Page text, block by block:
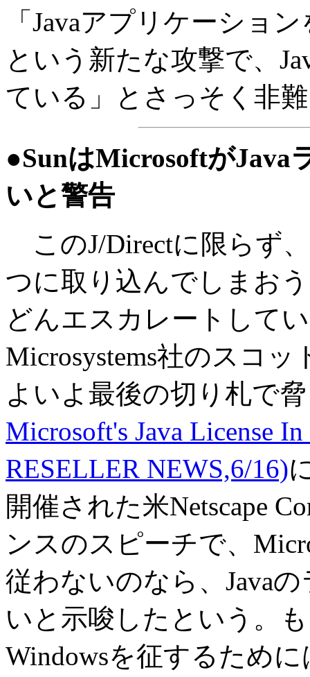
「Javaアプリケーショ
という新たな攻撃で、
ている」とさっそく非
●SunはMicrosoftがJava
いと警告
このJ/Directに限らず
つに取り込んでしまお
どんエスカレートして
Microsystems社のスコ
よいよ最後の切り札で
Microsoft's Java License
RESELLER NEWS,6/16)
開催された米Netscape
ンスのスピーチで、
従わないのなら、Java
いと示唆したという。
Windowsを征するため